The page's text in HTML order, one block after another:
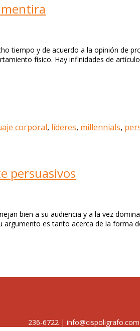
tiempo y de acuerdo a la opinión de
físico. Hay infinidades de
corporal, líderes, millennials,
persuasivos
bien a su audiencia y a la vez
es tanto acerca de la
236-6722 |